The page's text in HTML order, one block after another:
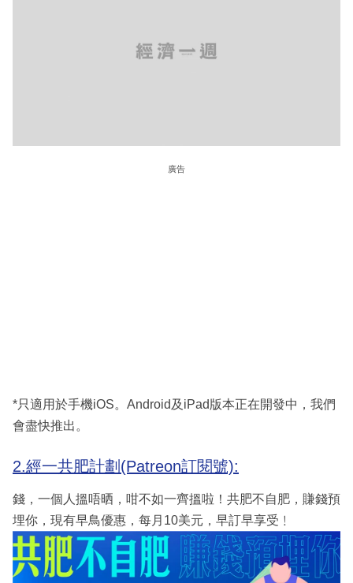
廣告
*只適用於手機iOS。Android及iPad版本正在開發中，我們
會盡快推出。
2.經一共肥計劃(Patreon訂閱號):
錢，一個人搵唔晒，咁不如一齊搵啦！共肥不自肥，賺錢預
埋你，現有早鳥優惠，每月10美元，早訂早享受﹗